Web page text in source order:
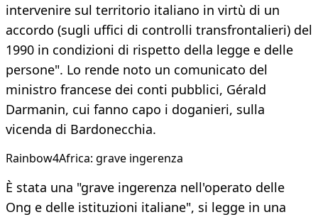
intervenire sul territorio italiano in virtù di un
accordo (sugli uffici di controlli transfrontalieri) del
1990 in condizioni di rispetto della legge e delle
persone". Lo rende noto un comunicato del
ministro francese dei conti pubblici, Gérald
Darmanin, cui fanno capo i doganieri, sulla
vicenda di Bardonecchia.
Rainbow4Africa: grave ingerenza
È stata una "grave ingerenza nell'operato delle
Ong e delle istituzioni italiane", si legge in una